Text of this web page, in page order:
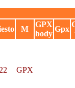
M
GPX
body
Gpx
22 GPX